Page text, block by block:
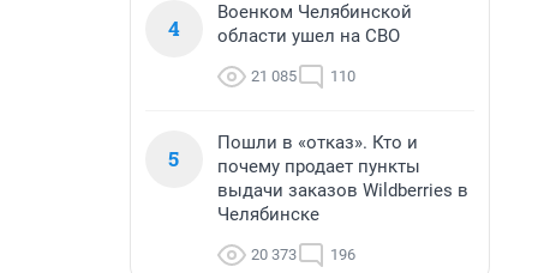
4
Военком Челябинской
области ушел на СВО
21 085 110
5
Пошли в «отказ». Кто и
почему продает пункты
выдачи заказов Wildberries в
Челябинске
20 373 196